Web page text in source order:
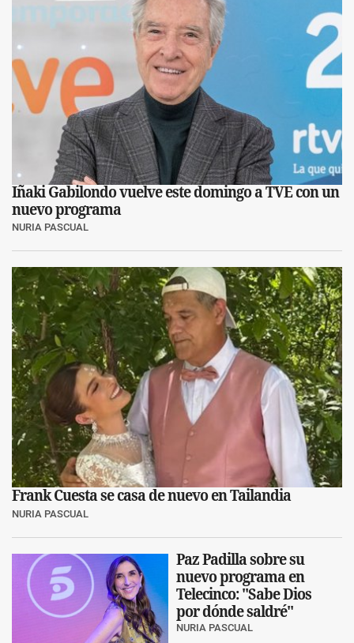
Iñaki Gabilondo vuelve este domingo a TVE con un
nuevo programa
NURIA PASCUAL
Frank Cuesta se casa de nuevo en Tailandia
NURIA PASCUAL
Paz Padilla sobre su
nuevo programa en
Telecinco: "Sabe Dios
por dónde saldré"
NURIA PASCUAL